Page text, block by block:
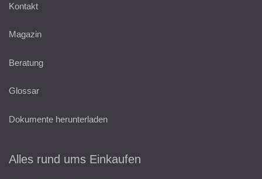
Kontakt
Magazin
Beratung
Glossar
Dokumente herunterladen
Alles rund ums Einkaufen